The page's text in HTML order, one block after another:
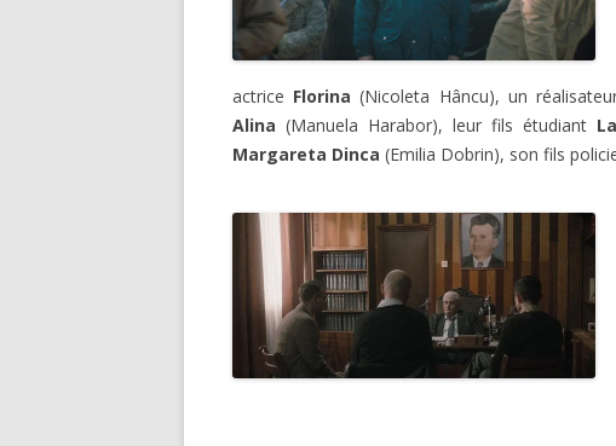
actrice Florina (Nicoleta Hâncu), un
Alina (Manuela Harabor), leur fils étudiant
Margareta Dinca (Emilia Dobrin), son fils